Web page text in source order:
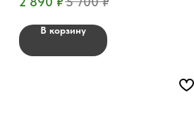
В корзину